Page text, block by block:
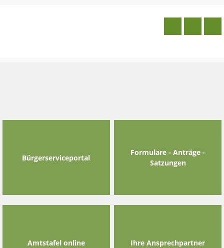
Bürgerserviceportal
Formulare - Anträge -
Satzungen
Amtstafel online Ihre Ansprechpartner